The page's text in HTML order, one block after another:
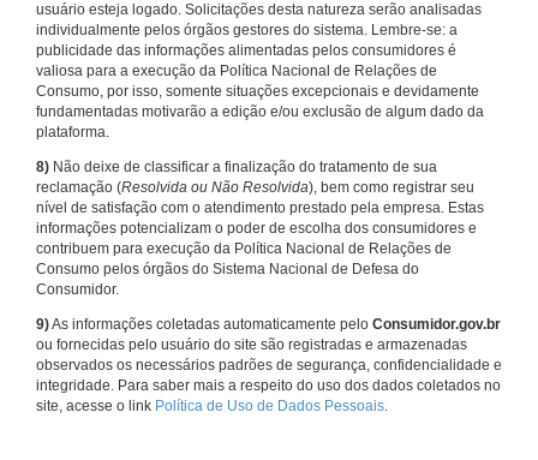
usuário esteja logado. Solicitações desta natureza serão analisadas
individualmente pelos órgãos gestores do sistema. Lembre-se: a
publicidade das informações alimentadas pelos consumidores é
valiosa para a execução da Política Nacional de Relações de
Consumo, por isso, somente situações excepcionais e devidamente
fundamentadas motivarão a edição e/ou exclusão de algum dado da
plataforma.
8) Não deixe de classificar a finalização do tratamento de sua
reclamação (Resolvida ou Não Resolvida), bem como registrar seu
nível de satisfação com o atendimento prestado pela empresa. Estas
informações potencializam o poder de escolha dos consumidores e
contribuem para execução da Política Nacional de Relações de
Consumo pelos órgãos do Sistema Nacional de Defesa do
Consumidor.
9)As informações coletadas automaticamente pelo Consumidor.gov.br
ou fornecidas pelo usuário do site são registradas e armazenadas
observados os necessários padrões de segurança, confidencialidade e
integridade. Para saber mais a respeito do uso dos dados coletados no
site, acesse o link Política de Uso de Dados Pessoais.